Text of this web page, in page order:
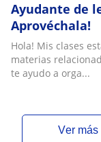
Ayudante de
Aprovéchala!
Hola! Mis clases
materias
te ayudo a orga...
ver más